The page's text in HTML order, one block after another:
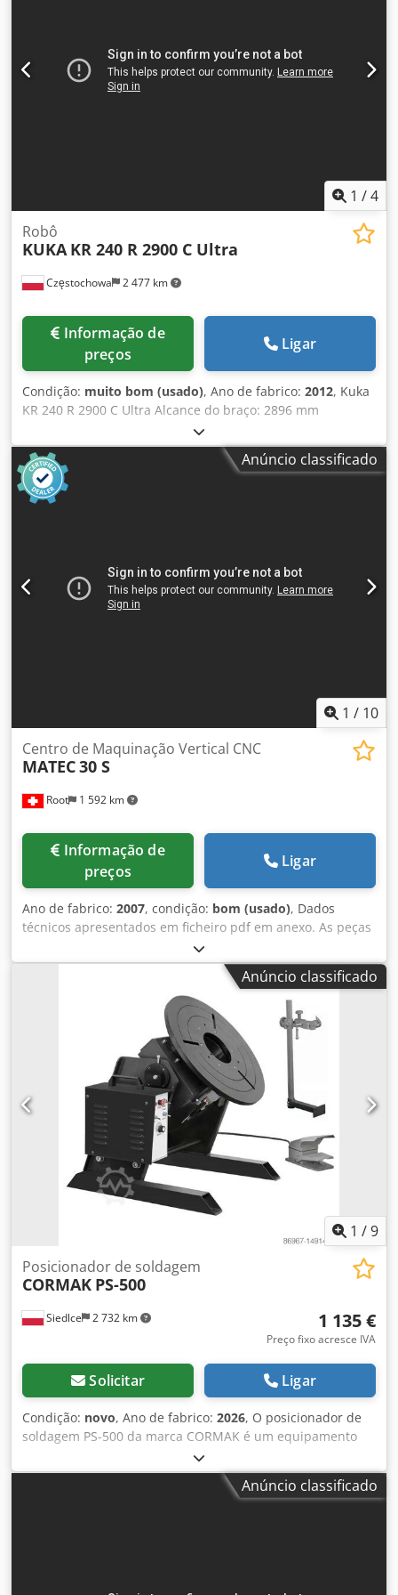
inventário e trabalhamos com as marcas KUKA, ABB,
FANUC e Motoman. Também oferecemos serviços e
projetos de engenharia personalizados para atender às
1 /4
Częstochowa 2 477 km
Robô
KUKA KR 240 R 2900 C Ultra
preços
Ligar
Condição: muito bom (usado), Ano de fabrico: 2012, Kuka
KR 240 R 2900 C Ultra Alcance do braço: 2896 mm
Capacidade de carga: 240 kg Ano de fabricação: 2012
Controlador: KUKA KRC4 Djdjn R Nh Rjpfx Aiueck Robô
projetado para suspensão.
Anúncio classificado
1 / 10
Root 1 592 km
Centro de Maquinação Vertical CNC
MATEC30 S
preços
Ligar
Ano de fabrico: 2007, condição: bom (usado), Dados
técnicos apresentados em ficheiro pdf em anexo. As peças
apresentadas à mão não estão incluídas. Os mandris da
mesa não estão incluídos. Os tornos da máquina não estão
Anúncio classificado
1 /9
Siedlce 2 732 km
Posicionador de soldagem
CORMAK PS-500
1 135 €
Preço fixo acresce IVA
Solicitar Ligar
Condição: novo, Ano de fabrico: 2026, O posicionador de
soldagem PS-500 da marca CORMAK é um equipamento
auxiliar versátil, que encontra aplicação em diversas
tarefas de produção. A sua ampla gama de
funcionalidades faz com que seja perfeito para todas as
Anúncio classificado